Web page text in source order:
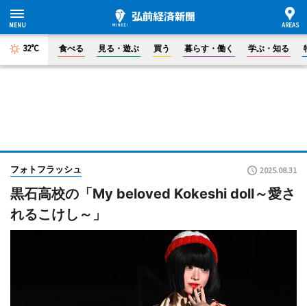
32°C 食べる 見る・遊ぶ 買う 暮らす・働く 学ぶ・知る
フォトフラッシュ 2025.08.31
黒石高校の「My beloved Kokeshi doll～愛さ
れるこけし～」